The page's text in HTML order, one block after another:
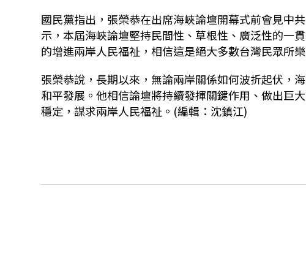
國民黨指出，張榮恭在出席海峽論壇開幕式前會見中
示，本屆海峽論壇堅持民間性、草根性、廣泛性的一
的增進兩岸人民福祉，相信這是絕大多數台灣民眾所樂
張榮恭說，長期以來，無論兩岸關係如何波折起伏，
和平發展。他相信論壇將持續發揮關鍵作用、做出巨
穩定，謀求兩岸人民福祉。(編輯：沈鎮江)